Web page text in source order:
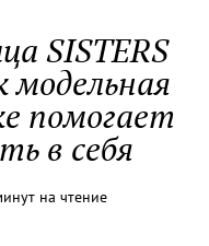
SISTERS
модельная
помогает
в себя
на чтение